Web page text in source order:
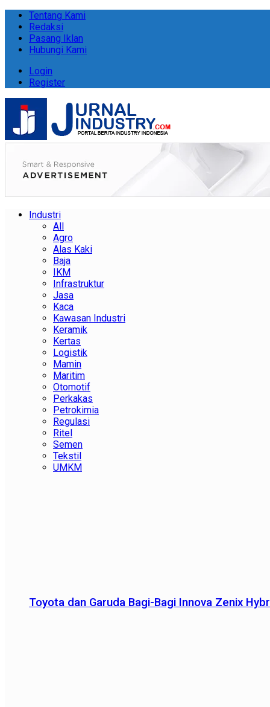
Tentang Kami
Redaksi
Pasang Iklan
Hubungi Kami
Login
Register
Industri
All
Agro
Alas Kaki
Baja
IKM
Infrastruktur
Jasa
Kaca
Kawasan Industri
Keramik
Kertas
Logistik
Mamin
Maritim
Otomotif
Perkakas
Petrokimia
Regulasi
Ritel
Semen
Tekstil
UMKM
Toyota dan Garuda Bagi-Bagi Innova Zenix